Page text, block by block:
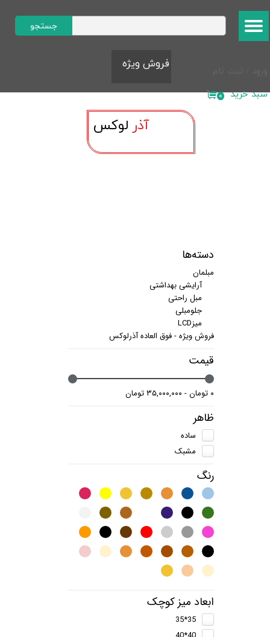
حساب کاربری من
خروج از حساب کاربری
جستجو
​​​فروش ویژه​​​​​​​
۰ سبد خرید
آذر لوک​​​​​​​س
دسته‌ها
مبلمان
آرایشی بهداشتی
مبل راحتی
جلومبلی
میزLCD
فروش ویژه - فوق العاده آذرلوکس
قیمت
۰ تومان - ۳۵,۰۰۰,۰۰۰ تومان
ظاهر
ساده
مشبک
رنگ
ابعاد میز کوچک
35*35